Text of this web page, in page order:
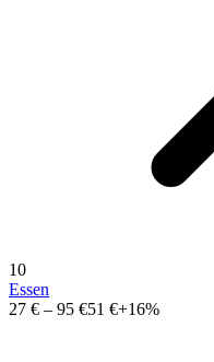
10
Essen
27 € – 95 €51 €+16%